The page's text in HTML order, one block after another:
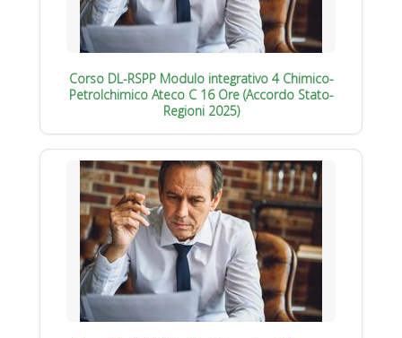
Corso DL-RSPP Modulo integrativo 4 Chimico-
Petrolchimico Ateco C 16 Ore (Accordo Stato-
Regioni 2025)